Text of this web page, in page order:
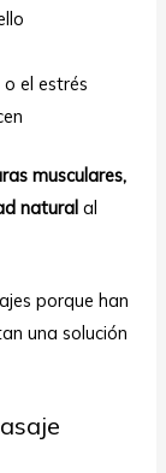
el estrés
musculares,
naturalal
porque han
una solución